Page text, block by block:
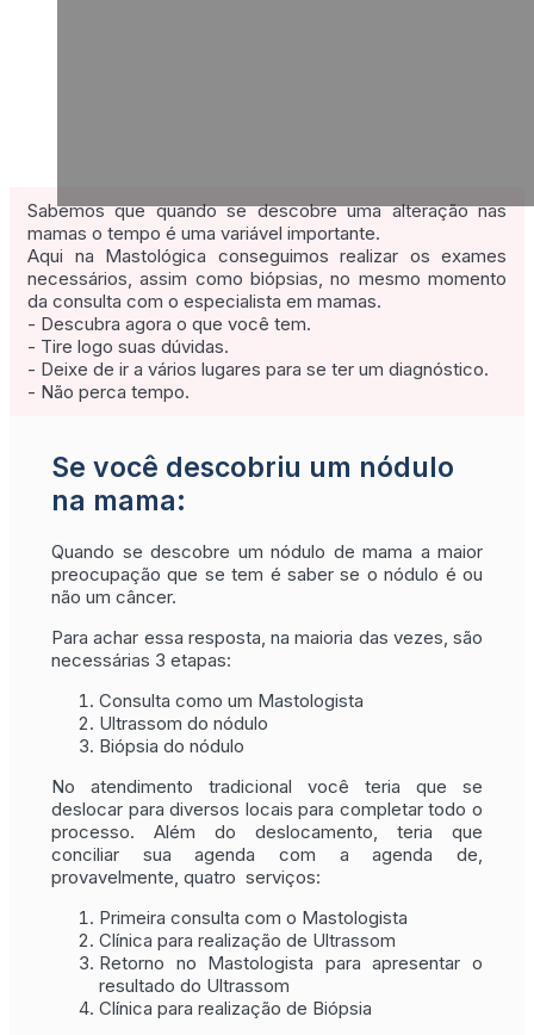
Sabemos que quando se descobre uma alteração nas
mamas o tempo é uma variável importante.
Aqui na Mastológica conseguimos realizar os exames
necessários, assim como biópsias, no mesmo momento
da consulta com o especialista em mamas.
- Descubra agora o que você tem.
- Tire logo suas dúvidas.
- Deixe de ir a vários lugares para se ter um diagnóstico.
- Não perca tempo.
Se você descobriu um nódulo
na mama:
Quando se descobre um nódulo de mama a maior
preocupação que se tem é saber se o nódulo é ou
não um câncer.
Para achar essa resposta, na maioria das vezes, são
necessárias 3 etapas:
Consulta como um Mastologista
Ultrassom do nódulo
Biópsia do nódulo
No atendimento tradicional você teria que se
deslocar para diversos locais para completar todo o
processo. Além do deslocamento, teria que
conciliar sua agenda com a agenda de,
provavelmente, quatro serviços:
Primeira consulta com o Mastologista
Clínica para realização de Ultrassom
Retorno no Mastologista para apresentar o
resultado do Ultrassom
Clínica para realização de Biópsia